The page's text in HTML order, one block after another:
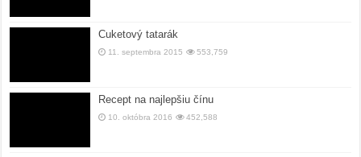
Cuketový tatarák
11. septembra 2015 553,759
Recept na najlepšiu čínu
10. októbra 2016 452,588